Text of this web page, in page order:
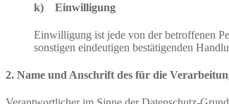
k) Einwilligung
Einwilligung ist jede von der betroffenen
sonstigen eindeutigen bestätigenden
2. Name und Anschrift des für die